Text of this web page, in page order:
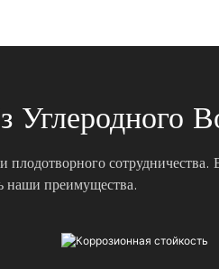
наши преимущества.